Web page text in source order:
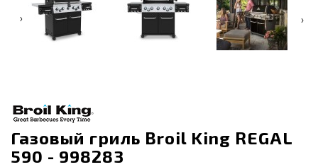
‹ ›
Газовый гриль Broil King REGAL
590 - 998283